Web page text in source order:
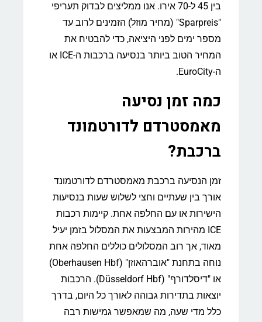
בין 45 ל-70 אירו. אנו ממליצים לבדוק תעריפי
"Sparpreis" (מחיר מוזל) הזמינים לרוב עד
מספר ימים לפני היציאה, כדי להבטיח את
המחיר הטוב ביותר בנסיעה ברכבות ה-ICE או
ה-EuroCity.
כמה זמן נסיעה
מאמסטרדם לדורטמונד
ברכבת?
זמן הנסיעה ברכבת מאמסטרדם לדורטמונד
אורך בין שעתיים וחצי לשלוש שעות בנסיעות
הישירות או עם החלפה אחת. קיימות רכבות
ICE מהירות המבצעות את המסלול בזמן יעיל
מאוד, אך רוב המסלולים כוללים החלפה אחת
נוחה בתחנת "אוברהאוזן" (Oberhausen Hbf)
או "דיסלדורף" (Düsseldorf Hbf). הרכבות
יוצאות בתדירות גבוהה לאורך כל היום, בדרך
כלל מדי שעה, מה שמאפשר גמישות רבה